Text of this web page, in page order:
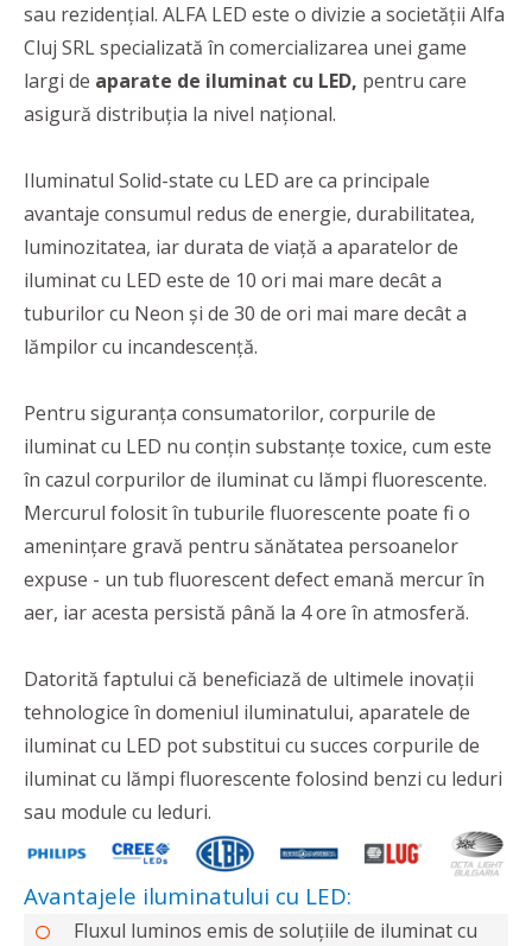
sau rezidențial. ALFA LED este o divizie a societății Alfa
Cluj SRL specializată în comercializarea unei game
largi de aparate de iluminat cu LED, pentru care
asigură distribuția la nivel național.
Iluminatul Solid-state cu LED are ca principale
avantaje consumul redus de energie, durabilitatea,
luminozitatea, iar durata de viață a aparatelor de
iluminat cu LED este de 10 ori mai mare decât a
tuburilor cu Neon și de 30 de ori mai mare decât a
lămpilor cu incandescență.
Pentru siguranța consumatorilor, corpurile de
iluminat cu LED nu conțin substanțe toxice, cum este
în cazul corpurilor de iluminat cu lămpi fluorescente.
Mercurul folosit în tuburile fluorescente poate fi o
amenințare gravă pentru sănătatea persoanelor
expuse - un tub fluorescent defect emană mercur în
aer, iar acesta persistă până la 4 ore în atmosferă.
Datorită faptului că beneficiază de ultimele inovații
tehnologice în domeniul iluminatului, aparatele de
iluminat cu LED pot substitui cu succes corpurile de
iluminat cu lămpi fluorescente folosind benzi cu leduri
sau module cu leduri.
Avantajele iluminatului cu LED:
Fluxul luminos emis de soluțiile de iluminat cu